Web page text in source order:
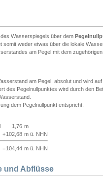
Wasserspiegels über dem
weder etwas über die lokale
am Pegel mit dem
am Pegel, absolut und wird
des Pegelnullpunktes wird durch den
dem Pegelnullpunkt entspricht.
1,76 m
+102,68 m ü. NHN
=104,44 m ü. NHN
und Abflüsse